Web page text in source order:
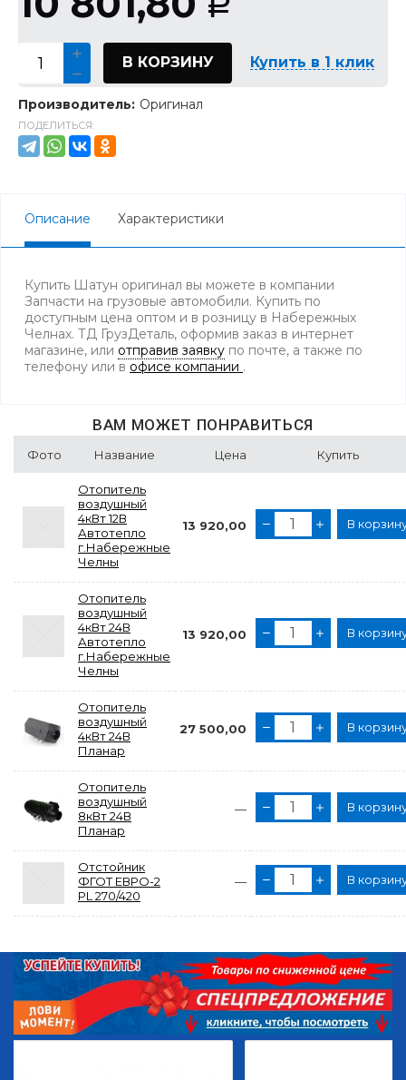
Р
В КОРЗИНУ Купить в 1 клик
Производитель: Оригинал
ПОДЕЛИТЬСЯ:
Описание Характеристики
Купить Шатун оригинал вы можете в компании
Запчасти на грузовые автомобили. Купить по
доступным цена оптом и в розницу в Набережных
Челнах. ТД ГрузДеталь, оформив заказ в интернет
магазине, или отправив заявку по почте, а также по
телефону или в офисе компании .
ВАМ МОЖЕТ ПОНРАВИТЬСЯ
Фото Название Цена Купить
Отопитель
воздушный
4кВт 12В
Автотепло
г.Набережные
Челны
13 920,00 В
Отопитель
воздушный
4кВт 24В
Автотепло
г.Набережные
Челны
13 920,00 В
Отопитель
воздушный
4кВт 24В
Планар
27 500,00 В
Отопитель
воздушный
8кВт 24В
Планар
— В
Отстойник
ФГОТ ЕВРО-2
PL 270/420
— В